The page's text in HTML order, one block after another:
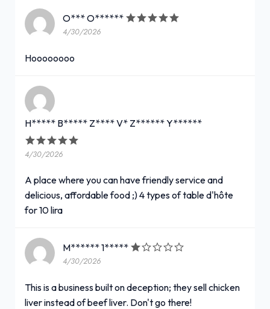
O*** O******
4/30/2026
Hoooooooo
H***** B***** Z**** V* Z****** Y******
4/30/2026
A place where you can have friendly service and
delicious, affordable food ;) 4 types of table d'hôte
for 10 lira
M****** 1*****
4/30/2026
This is a business built on deception; they sell chicken
liver instead of beef liver. Don't go there!